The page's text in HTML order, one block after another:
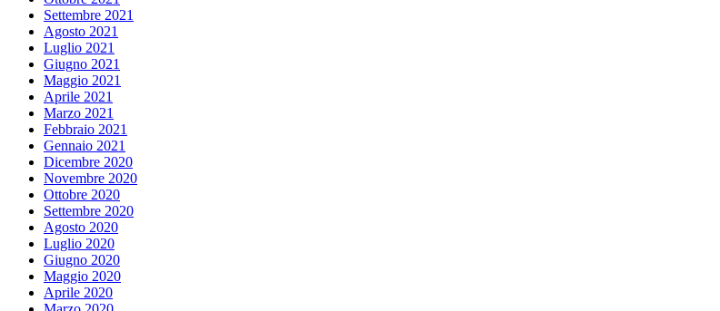
Settembre 2021
Agosto 2021
Luglio 2021
Giugno 2021
Maggio 2021
Aprile 2021
Marzo 2021
Febbraio 2021
Gennaio 2021
Dicembre 2020
Novembre 2020
Ottobre 2020
Settembre 2020
Agosto 2020
Luglio 2020
Giugno 2020
Maggio 2020
Aprile 2020